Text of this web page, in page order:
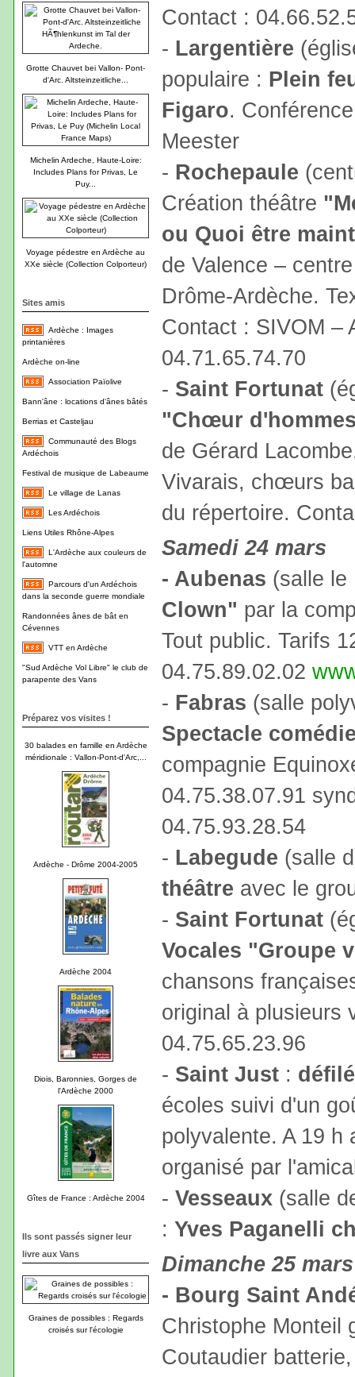
Grotte Chauvet bei Vallon- Pont-
d'Arc. Altsteinzeitliche...
Michelin Ardeche, Haute-Loire:
Includes Plans for Privas, Le
Puy...
Voyage pédestre en Ardèche au
XXe siècle (Collection Colporteur)
Sites amis
Ardèche : Images
printanières
Ardèche on-line
Association Païolive
Bann'âne : locations d'ânes bâtés
Berrias et Casteljau
Communauté des Blogs
Ardéchois
Festival de musique de Labeaume
Le village de Lanas
Les Ardéchois
Liens Utiles Rhône-Alpes
L'Ardèche aux couleurs de
l'automne
Parcours d'un Ardéchois
dans la seconde guerre mondiale
Randonnées ânes de bât en
Cévennes
VTT en Ardèche
"Sud Ardèche Vol Libre" le club de
parapente des Vans
Préparez vos visites !
30 balades en famille en Ardèche
méridionale : Vallon-Pont-d'Arc,...
Ardèche - Drôme 2004-2005
Ardèche 2004
Diois, Baronnies, Gorges de
l'Ardèche 2000
Gîtes de France : Ardèche 2004
Ils sont passés signer leur
livre aux Vans
Graines de possibles : Regards
croisés sur l'écologie
Contact :
- Largentière
populaire : Plein
Figaro.
Meester
- Rochepaule
Création théâtre
ou Quoi être
de Valence –
Drôme-Ardèche.
Contact : SIVOM –
04.71.65.74.70
- Saint Fortunat
"Chœur
de Gérard
Vivarais, chœurs
du répertoire.
Samedi 24 mars
- Aubenas (salle
Clown" par la
Tout public. Tarifs
04.75.89.02.02
- Fabras (salle
Spectacle
compagnie
04.75.38.07.91
04.75.93.28.54
- Labegude (salle
théâtre avec le
- Saint Fortunat
Vocales "Groupe
chansons
original à plusieurs
04.75.65.23.96
- Saint Just :
écoles suivi d'un
polyvalente. A 19 h
organisé par
- Vesseaux (salle
: Yves Paganelli
Dimanche 25 mars
- Bourg Saint
Christophe Monteil
Coutaudier